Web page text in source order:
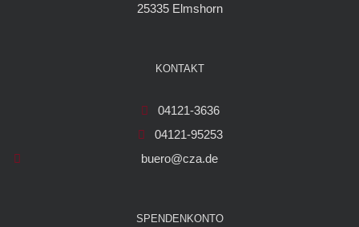
25335 Elmshorn
KONTAKT
04121-3636
04121-95253
buero@cza.de
SPENDENKONTO